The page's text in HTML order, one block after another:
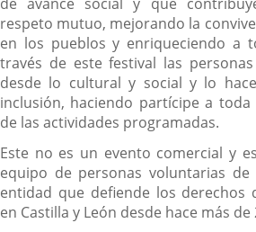
respeto mutuo, mejorando la
en los pueblos y enriqueciendo a
través de este festival las personas
desde lo cultural y social y lo
inclusión, haciendo partícipe a
de las actividades programadas.
Este no es un evento comercial y
equipo de personas voluntarias de
entidad que defiende los derechos
en Castilla y León desde hace más de